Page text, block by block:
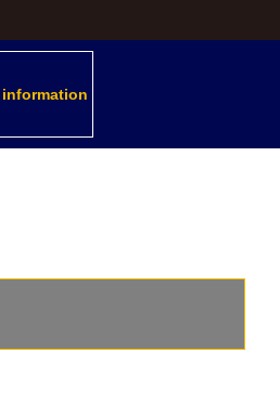
information